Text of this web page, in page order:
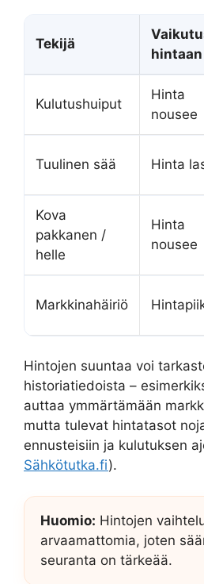
Tekijä
hintaan
Kulutushuiput
Hinta
nousee
Tuulinen sää Hinta
Kova
pakkanen /
helle
Hinta
nousee
Markkinahäiriö
Hintojen suuntaa voi
historiatiedoista –
auttaa ymmärtämään
mutta tulevat hintatasot
ennusteisiin ja kulutuksen
Sähkötutka.fi).
Huomio: Hintojen
arvaamattomia, joten
seuranta on tärkeää.